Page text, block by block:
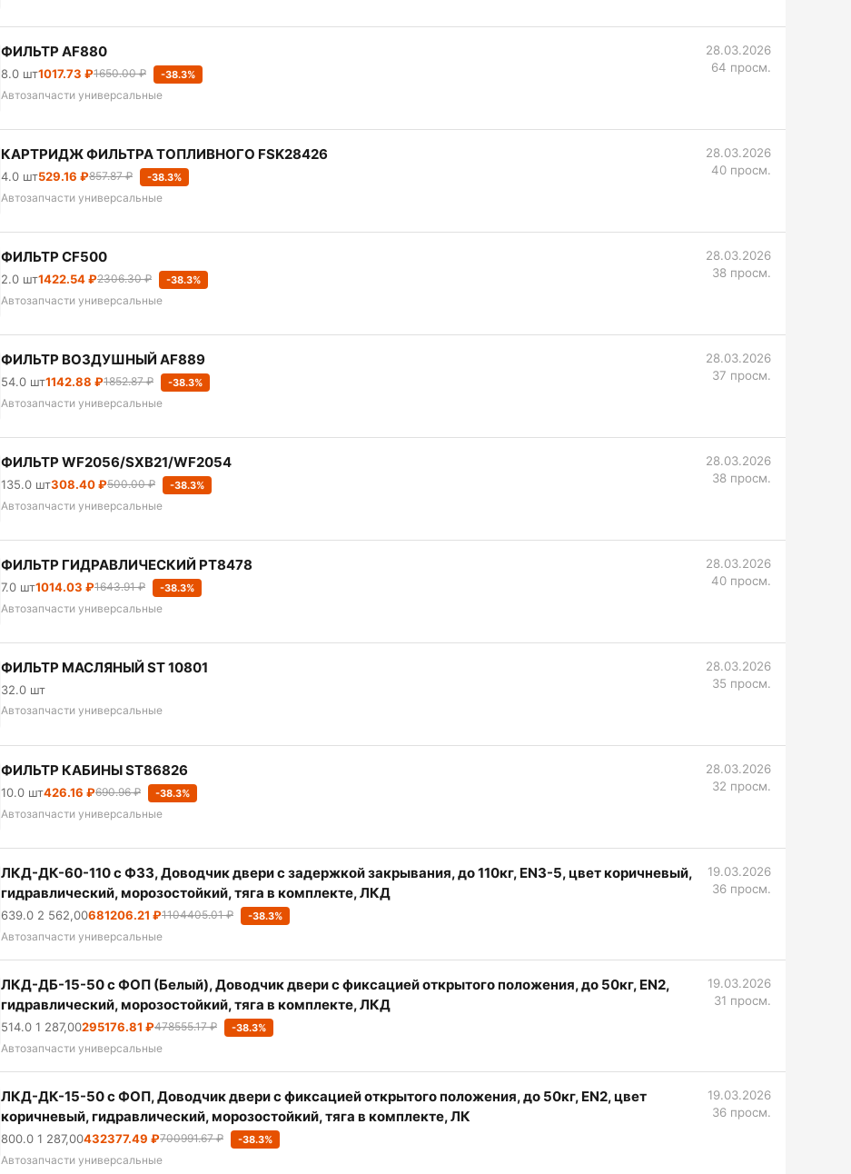
ФИЛЬТР АF880
8.0 шт1017.73 ₽1650.00 ₽ -38.3%
Автозапчасти универсальные
28.03.2026
64 просм.
КАРТРИДЖ ФИЛЬТРА ТОПЛИВНОГО FSK28426
4.0 шт529.16 ₽857.87 ₽ -38.3%
Автозапчасти универсальные
28.03.2026
40 просм.
ФИЛЬТР CF500
2.0 шт1422.54 ₽2306.30 ₽ -38.3%
Автозапчасти универсальные
28.03.2026
38 просм.
ФИЛЬТР ВОЗДУШНЫЙ АF889
54.0 шт1142.88 ₽1852.87 ₽ -38.3%
Автозапчасти универсальные
28.03.2026
37 просм.
ФИЛЬТР WF2056/SXB21/WF2054
135.0 шт308.40 ₽500.00 ₽ -38.3%
Автозапчасти универсальные
28.03.2026
38 просм.
ФИЛЬТР ГИДРАВЛИЧЕСКИЙ PT8478
7.0 шт1014.03 ₽1643.91 ₽ -38.3%
Автозапчасти универсальные
28.03.2026
40 просм.
ФИЛЬТР МАСЛЯНЫЙ ST 10801
32.0 шт
Автозапчасти универсальные
28.03.2026
35 просм.
ФИЛЬТР КАБИНЫ ST86826
10.0 шт426.16 ₽690.96 ₽ -38.3%
Автозапчасти универсальные
28.03.2026
32 просм.
ЛКД-ДК-60-110 с ФЗЗ, Доводчик двери с задержкой закрывания, до 110кг, EN3-5, цвет коричневый,
гидравлический, морозостойкий, тяга в комплекте, ЛКД
639.0 2 562,00681206.21 ₽1104405.01 ₽ -38.3%
Автозапчасти универсальные
19.03.2026
36 просм.
ЛКД-ДБ-15-50 с ФОП (Белый), Доводчик двери с фиксацией открытого положения, до 50кг, EN2,
гидравлический, морозостойкий, тяга в комплекте, ЛКД
514.0 1 287,00295176.81 ₽478555.17 ₽ -38.3%
Автозапчасти универсальные
19.03.2026
31 просм.
ЛКД-ДК-15-50 с ФОП, Доводчик двери с фиксацией открытого положения, до 50кг, EN2, цвет
коричневый, гидравлический, морозостойкий, тяга в комплекте, ЛК
800.0 1 287,00432377.49 ₽700991.67 ₽ -38.3%
Автозапчасти универсальные
19.03.2026
36 просм.